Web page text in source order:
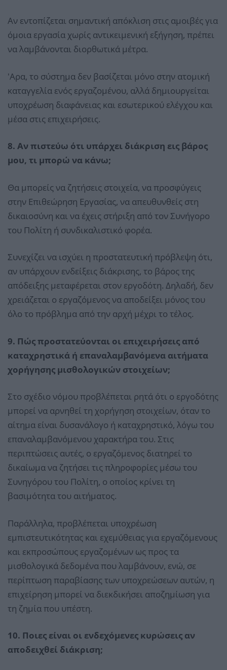
Αν εντοπίζεται σημαντική απόκλιση στις αμοιβές για
όμοια εργασία χωρίς αντικειμενική εξήγηση, πρέπει
να λαμβάνονται διορθωτικά μέτρα.
'Αρα, το σύστημα δεν βασίζεται μόνο στην ατομική
καταγγελία ενός εργαζομένου, αλλά δημιουργείται
υποχρέωση διαφάνειας και εσωτερικού ελέγχου και
μέσα στις επιχειρήσεις.
8. Αν πιστεύω ότι υπάρχει διάκριση εις βάρος
μου, τι μπορώ να κάνω;
Θα μπορείς να ζητήσεις στοιχεία, να προσφύγεις
στην Επιθεώρηση Εργασίας, να απευθυνθείς στη
δικαιοσύνη και να έχεις στήριξη από τον Συνήγορο
του Πολίτη ή συνδικαλιστικό φορέα.
Συνεχίζει να ισχύει η προστατευτική πρόβλεψη ότι,
αν υπάρχουν ενδείξεις διάκρισης, το βάρος της
απόδειξης μεταφέρεται στον εργοδότη. Δηλαδή, δεν
χρειάζεται ο εργαζόμενος να αποδείξει μόνος του
όλο το πρόβλημα από την αρχή μέχρι το τέλος.
9. Πώς προστατεύονται οι επιχειρήσεις από
καταχρηστικά ή επαναλαμβανόμενα αιτήματα
χορήγησης μισθολογικών στοιχείων;
Στο σχέδιο νόμου προβλέπεται ρητά ότι ο εργοδότης
μπορεί να αρνηθεί τη χορήγηση στοιχείων, όταν το
αίτημα είναι δυσανάλογο ή καταχρηστικό, λόγω του
επαναλαμβανόμενου χαρακτήρα του. Στις
περιπτώσεις αυτές, ο εργαζόμενος διατηρεί το
δικαίωμα να ζητήσει τις πληροφορίες μέσω του
Συνηγόρου του Πολίτη, ο οποίος κρίνει τη
βασιμότητα του αιτήματος.
Παράλληλα, προβλέπεται υποχρέωση
εμπιστευτικότητας και εχεμύθειας για εργαζόμενους
και εκπροσώπους εργαζομένων ως προς τα
μισθολογικά δεδομένα που λαμβάνουν, ενώ, σε
περίπτωση παραβίασης των υποχρεώσεων αυτών, η
επιχείρηση μπορεί να διεκδικήσει αποζημίωση για
τη ζημία που υπέστη.
10. Ποιες είναι οι ενδεχόμενες κυρώσεις αν
αποδειχθεί διάκριση;